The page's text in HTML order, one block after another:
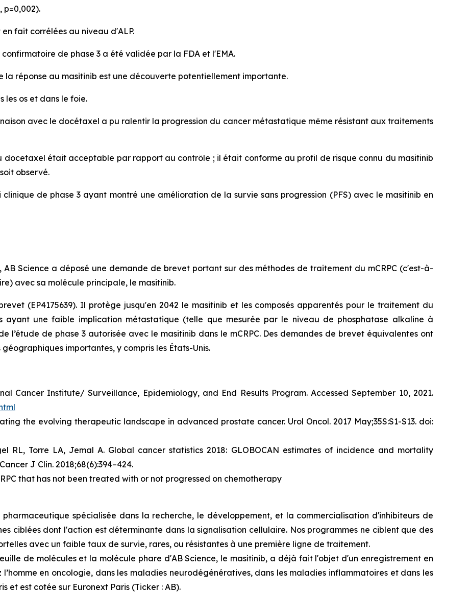
p=0,002).
fait corrélées au niveau d'ALP.
de phase 3 a été validée par la FDA et l'EMA.
réponse au masitinib est une découverte potentiellement importante.
les os et dans le foie.
avec le docétaxel a pu ralentir la progression du cancer métastatique même résistant aux traitements
docetaxel était acceptable par rapport au contrôle ; il était conforme au profil de risque connu du masitinib
observé.
de phase 3 ayant montré une amélioration de la survie sans progression (PFS) avec le masitinib en
Science a déposé une demande de brevet portant sur des méthodes de traitement du mCRPC (c'est-à-
avec sa molécule principale, le masitinib.
(EP4175639). Il protège jusqu'en 2042 le masitinib et les composés apparentés pour le traitement du
ayant une faible implication métastatique (telle que mesurée par le niveau de phosphatase alkaline à
l’étude de phase 3 autorisée avec le masitinib dans le mCRPC. Des demandes de brevet équivalentes ont
importantes, y compris les États-Unis.
Cancer Institute/ Surveillance, Epidemiology, and End Results Program. Accessed September 10, 2021.
the evolving therapeutic landscape in advanced prostate cancer. Urol Oncol. 2017 May;35S:S1-S13. doi:
RL, Torre LA, Jemal A. Global cancer statistics 2018: GLOBOCAN estimates of incidence and mortality
J Clin. 2018;68(6):394–424.
that has not been treated with or not progressed on chemotherapy
pharmaceutique spécialisée dans la recherche, le développement, et la commercialisation d'inhibiteurs de
ciblées dont l'action est déterminante dans la signalisation cellulaire. Nos programmes ne ciblent que des
avec un faible taux de survie, rares, ou résistantes à une première ligne de traitement.
de molécules et la molécule phare d'AB Science, le masitinib, a déjà fait l'objet d'un enregistrement en
en oncologie, dans les maladies neurodégénératives, dans les maladies inflammatoires et dans les
et est cotée sur Euronext Paris (Ticker : AB).